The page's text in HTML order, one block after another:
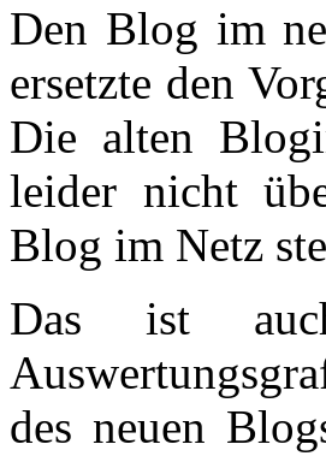
Den Blog im
ersetzte den
Die alten
leider nicht
Blog im Netz
Das ist
des neuen